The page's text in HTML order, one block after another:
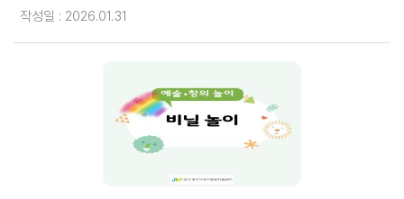
작성일 : 2026.01.31